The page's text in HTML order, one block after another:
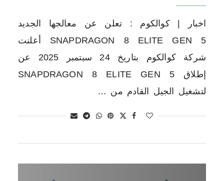
اخبار | كوالكوم : تعلن عن معالجها الجديد
SNAPDRAGON 8 ELITE GEN 5 أعلنت
شركة كوالكوم بتاريخ 24 سبتمبر 2025 عن
إطلاق SNAPDRAGON 8 ELITE GEN 5
لتشغيل الجيل القادم من …